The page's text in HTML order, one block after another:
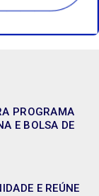
PROGRAMA
E BOLSA DE
E REÚNE